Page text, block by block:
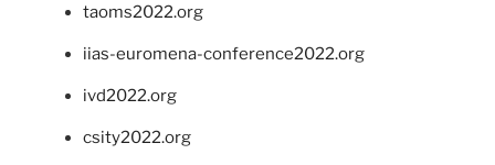
taoms2022.org
iias-euromena-conference2022.org
ivd2022.org
csity2022.org